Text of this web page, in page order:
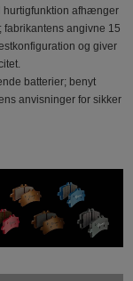
hurtigfunktion afhænger
fabrikantens angivne 15
og giver
batterier; benyt
anvisninger for sikker